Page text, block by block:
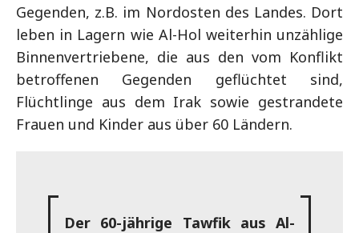
Gegenden, z.B. im Nordosten des Landes. Dort
leben in Lagern wie Al-Hol weiterhin unzählige
Binnenvertriebene, die aus den vom Konflikt
betroffenen Gegenden geflüchtet sind,
Flüchtlinge aus dem Irak sowie gestrandete
Frauen und Kinder aus über 60 Ländern.
Der 60-jährige Tawfik aus Al-